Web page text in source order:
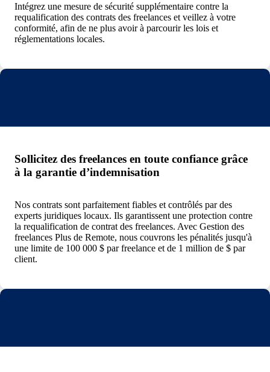
Intégrez une mesure de sécurité supplémentaire contre la
requalification des contrats des freelances et veillez à votre
conformité, afin de ne plus avoir à parcourir les lois et
réglementations locales.
Sollicitez des freelances en toute confiance grâce
à la garantie d’indemnisation
Nos contrats sont parfaitement fiables et contrôlés par des
experts juridiques locaux. Ils garantissent une protection contre
la requalification de contrat des freelances. Avec Gestion des
freelances Plus de Remote, nous couvrons les pénalités jusqu'à
une limite de 100 000 $ par freelance et de 1 million de $ par
client.